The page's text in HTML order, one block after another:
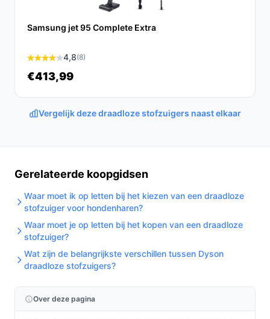
De OOQE V-POWER TURBO is een krachtige, praktische
schoonmaakbehoeften. Dankzij de sterke motor, lange
gebruikstijd en geavanceerde technologie, is dit de
Ontdek alle specificaties en vergelijk prijzen op
past bij jouw behoeften!
Samsung jet 95 Complete Extra
4,8(8)
€413,99
Vergelijk deze draadloze stofzuigers naast elkaar
Gerelateerde koopgidsen
Waar moet ik op letten bij het kiezen van een draadloze
stofzuiger voor hondenharen?
Waar moet je op letten bij het kopen van een draadloze
stofzuiger?
Wat zijn de belangrijkste verschillen tussen Dyson
draadloze stofzuigers?
Over deze pagina